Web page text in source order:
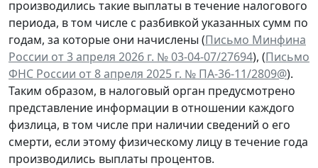
производились такие выплаты в течение налогового
периода, в том числе с разбивкой указанных сумм по
годам, за которые они начислены (Письмо Минфина
России от 3 апреля 2026 г. № 03-04-07/27694), (Письмо
ФНС России от 8 апреля 2025 г. № ПА-36-11/2809@).
Таким образом, в налоговый орган предусмотрено
представление информации в отношении каждого
физлица, в том числе при наличии сведений о его
смерти, если этому физическому лицу в течение года
производились выплаты процентов.